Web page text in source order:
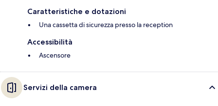
Caratteristiche e dotazioni
Una cassetta di sicurezza presso la reception
Accessibilità
Ascensore
Servizi della camera